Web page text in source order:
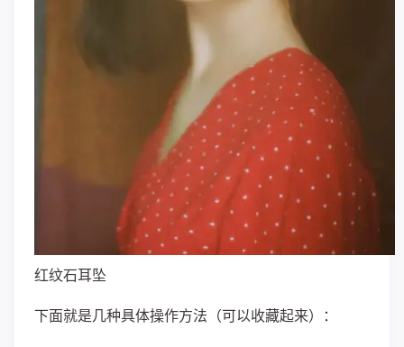
红纹石耳坠
​下面就是几种具体操作方法（可以收藏起来）：